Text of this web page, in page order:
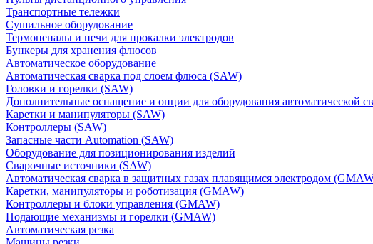
Транспортные тележки
Сушильное оборудование
Термопеналы и печи для прокалки электродов
Бункеры для хранения флюсов
Автоматическое оборудование
Автоматическая сварка под слоем флюса (SAW)
Головки и горелки (SAW)
Дополнительные оснащение и опции для оборудования автоматической
Каретки и манипуляторы (SAW)
Контроллеры (SAW)
Запасные части Automation (SAW)
Оборудование для позиционирования изделий
Сварочные источники (SAW)
Автоматическая сварка в защитных газах плавящимся электродом
Каретки, манипуляторы и роботизация (GMAW)
Контроллеры и блоки управления (GMAW)
Подающие механизмы и горелки (GMAW)
Автоматическая резка